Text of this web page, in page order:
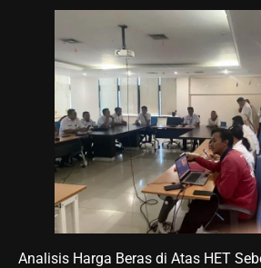
Analisis Harga Beras di Atas HET